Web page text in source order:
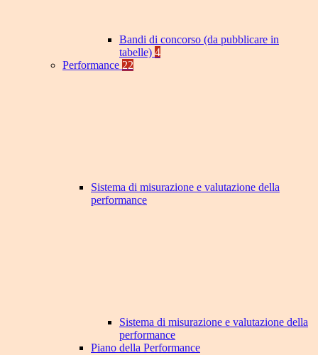
Bandi di concorso (da pubblicare in
tabelle) 4
Performance 22
Sistema di misurazione e valutazione della
performance
Sistema di misurazione e valutazione della
performance
Piano della Performance